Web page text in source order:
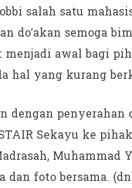
salah satu
do’akan semoga
menjadi awal bagi
hal yang kurang
penyerahan
Sekayu ke
Muhammad
dan foto bersama.